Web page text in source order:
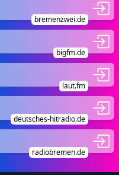
bremenzwei.de
bigfm.de
laut.fm
deutsches-hitradio.de
radiobremen.de